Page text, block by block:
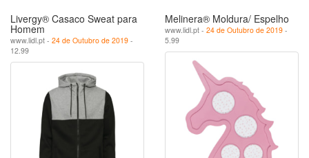
Livergy® Casaco Sweat para
Homem
www.lidl.pt - 24 de Outubro de 2019 -
12.99
Melinera® Moldura/ Espelho
www.lidl.pt - 24 de Outubro de 2019 -
5.99